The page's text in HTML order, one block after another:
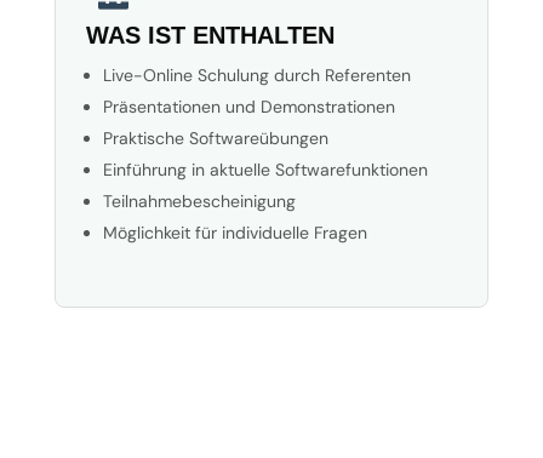
WAS IST ENTHALTEN
Live-Online Schulung durch Referenten
Präsentationen und Demonstrationen
Praktische Softwareübungen
Einführung in aktuelle Softwarefunktionen
Teilnahmebescheinigung
Möglichkeit für individuelle Fragen